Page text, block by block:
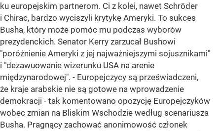
ku europejskim partnerom. Ci z kolei, nawet Schröder
i Chirac, bardzo wyciszyli krytykę Ameryki. To sukces
Busha, który może pomóc mu podczas wyborów
prezydenckich. Senator Kerry zarzucał Bushowi
"poróżnienie Ameryki z jej najważniejszymi sojusznikami"
i "dezawuowanie wizerunku USA na arenie
międzynarodowej". - Europejczycy są przeświadczeni,
że kraje arabskie nie są gotowe na wprowadzenie
demokracji - tak komentowano opozycję Europejczyków
wobec zmian na Bliskim Wschodzie według scenariusza
Busha. Pragnący zachować anonimowość członek